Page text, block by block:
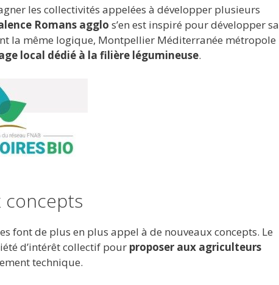
les collectivités appelées à développer plusieurs
Romans agglo s’en est inspiré pour développer sa
la même logique, Montpellier Méditerranée métropole
local dédié à la filière légumineuse.
concepts
font de plus en plus appel à de nouveaux concepts. Le
d’intérêt collectif pour proposer aux agriculteurs
technique.